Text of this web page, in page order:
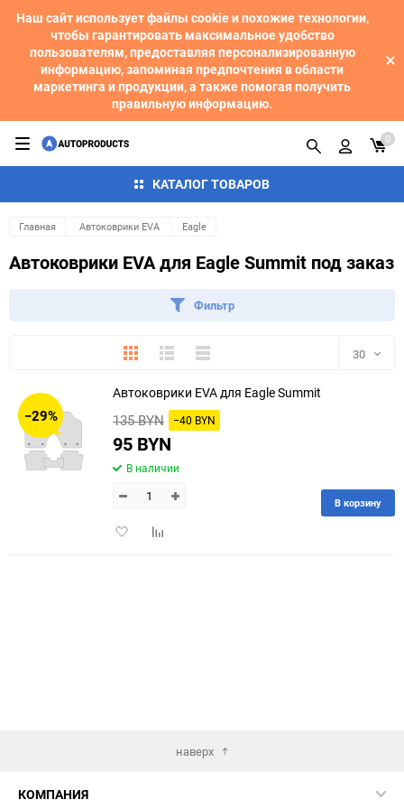
Наш сайт использует файлы cookie и похожие технологии,
чтобы гарантировать максимальное удобство
пользователям, предоставляя персонализированную
информацию, запоминая предпочтения в области
маркетинга и продукции, а также помогая получить
правильную информацию.
КАТАЛОГ ТОВАРОВ
0
Главная Автоковрики EVA Eagle
Автоковрики EVA для Eagle Summit под заказ
Фильтр
ПлиткаПодробноКомпактно 30
150
−29%
Автоковрики EVA для Eagle Summit
135 BYN −40 BYN
95 BYN
В наличии
ДобавитьДобавить
В корзину
наверх
КОМПАНИЯ